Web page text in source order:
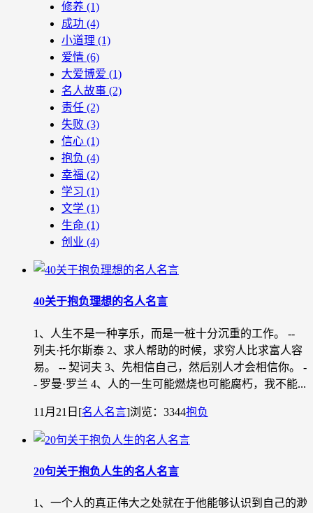
修养 (1)
成功 (4)
小道理 (1)
爱情 (6)
大爱博爱 (1)
名人故事 (2)
责任 (2)
失败 (3)
信心 (1)
抱负 (4)
幸福 (2)
学习 (1)
文学 (1)
生命 (1)
创业 (4)
40关于抱负理想的名人名言
1、人生不是一种享乐，而是一桩十分沉重的工作。 --
列夫·托尔斯泰 2、求人帮助的时候，求穷人比求富人容
易。 -- 契诃夫 3、先相信自己，然后别人才会相信你。 -
- 罗曼·罗兰 4、人的一生可能燃烧也可能腐朽，我不能...
11月21日 [名人名言]浏览：3344抱负
20句关于抱负人生的名人名言
1、一个人的真正伟大之处就在于他能够认识到自己的渺